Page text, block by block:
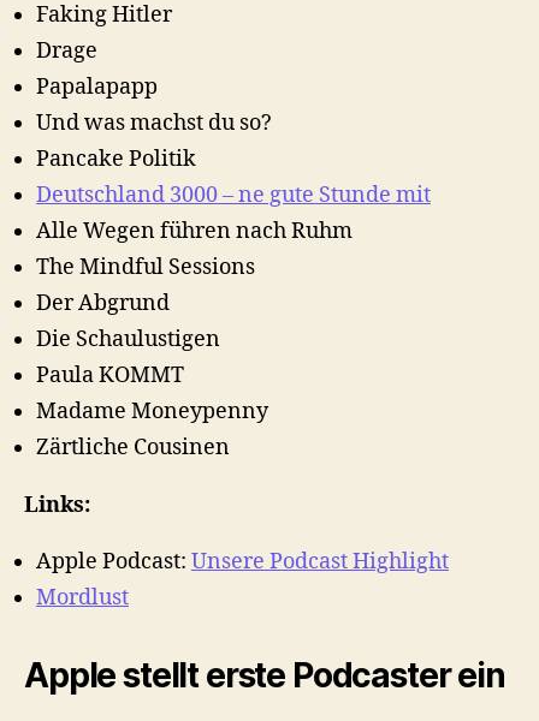
Faking Hitler
Drage
Papalapapp
Und was machst du so?
Pancake Politik
Deutschland 3000 – ne gute Stunde mit
Alle Wegen führen nach Ruhm
The Mindful Sessions
Der Abgrund
Die Schaulustigen
Paula KOMMT
Madame Moneypenny
Zärtliche Cousinen
Links:
Apple Podcast: Unsere Podcast Highlight
Mordlust
Apple stellt erste Podcaster ein